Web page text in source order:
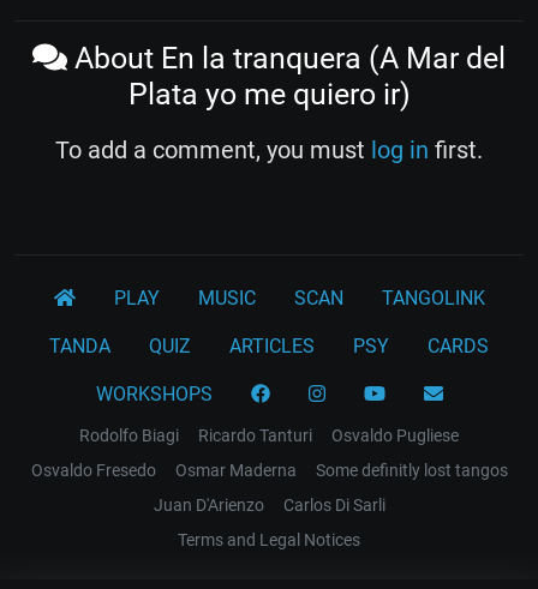
About En la tranquera (A Mar del
Plata yo me quiero ir)
To add a comment, you must log in first.
PLAY MUSIC SCAN TANGOLINK
TANDA QUIZ ARTICLES PSY CARDS
WORKSHOPS
Rodolfo Biagi Ricardo Tanturi
Osvaldo Pugliese
Osvaldo Fresedo
Osmar Maderna
Some definitly lost tangos
Juan D'Arienzo
Carlos Di Sarli
Terms and Legal Notices